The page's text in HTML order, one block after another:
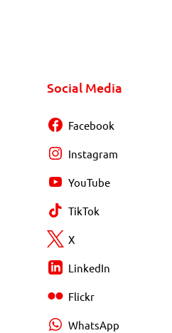
Social Media
Facebook
Instagram
YouTube
TikTok
X
LinkedIn
Flickr
WhatsApp